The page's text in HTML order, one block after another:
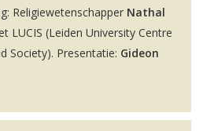
Religiewetenschapper Nathal
LUCIS (Leiden University Centre
Society). Presentatie: Gideon